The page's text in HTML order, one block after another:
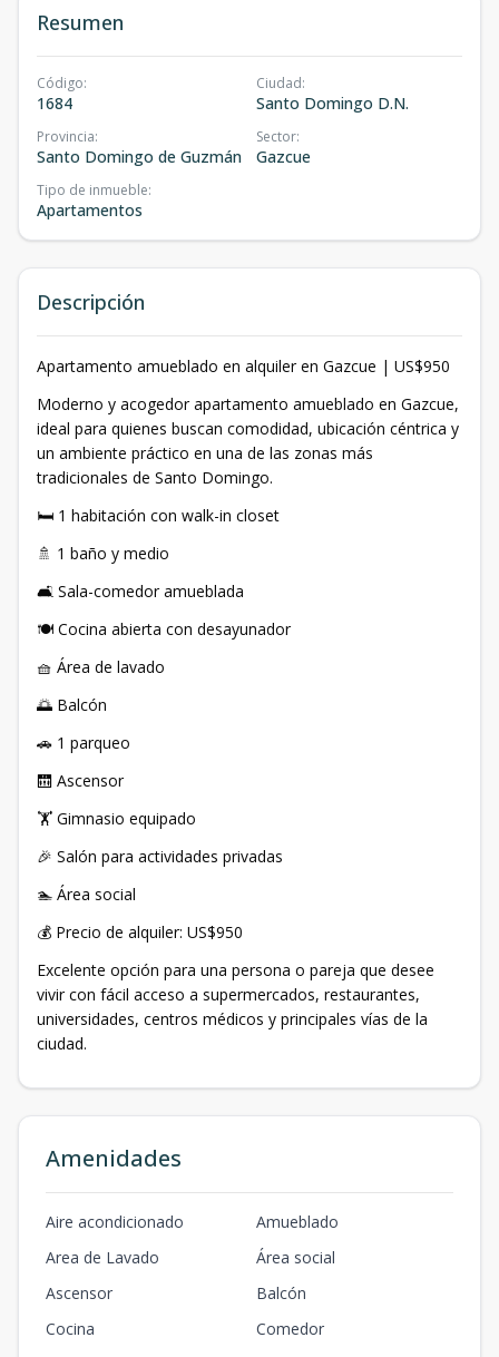
Resumen
Código:
1684
Ciudad:
Santo Domingo D.N.
Provincia:
Santo Domingo de Guzmán
Sector:
Gazcue
Tipo de inmueble:
Apartamentos
Descripción
Apartamento amueblado en alquiler en Gazcue | US$950
Moderno y acogedor apartamento amueblado en Gazcue,
ideal para quienes buscan comodidad, ubicación céntrica y
un ambiente práctico en una de las zonas más
tradicionales de Santo Domingo.
🛏️ 1 habitación con walk-in closet
🚿 1 baño y medio
🛋️ Sala-comedor amueblada
🍽️ Cocina abierta con desayunador
🧺 Área de lavado
🌅 Balcón
🚗 1 parqueo
🛗 Ascensor
🏋️ Gimnasio equipado
🎉 Salón para actividades privadas
🏊 Área social
💰 Precio de alquiler: US$950
Excelente opción para una persona o pareja que desee
vivir con fácil acceso a supermercados, restaurantes,
universidades, centros médicos y principales vías de la
ciudad.
Amenidades
Aire acondicionado
Amueblado
Area de Lavado
Área social
Ascensor
Balcón
Cocina
Comedor